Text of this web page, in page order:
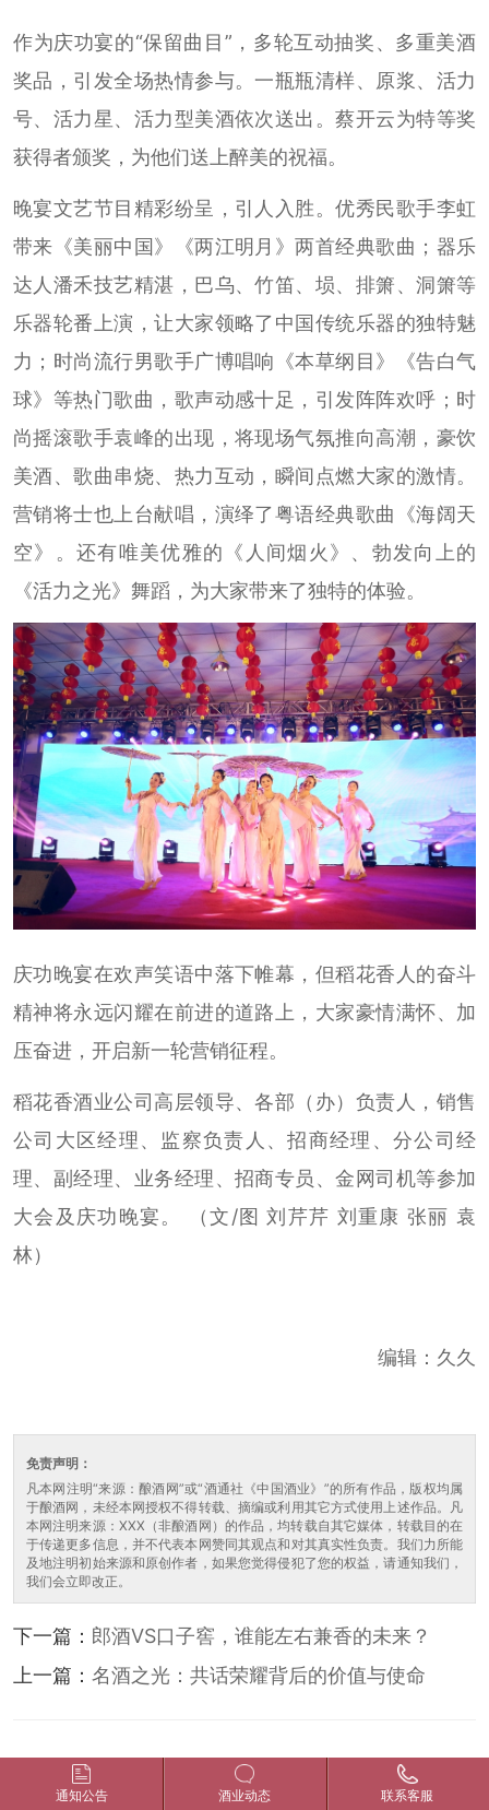
作为庆功宴的“保留曲目”，多轮互动抽奖、多重美酒
奖品，引发全场热情参与。一瓶瓶清样、原浆、活力
号、活力星、活力型美酒依次送出。蔡开云为特等奖
获得者颁奖，为他们送上醉美的祝福。
晚宴文艺节目精彩纷呈，引人入胜。优秀民歌手李虹
带来《美丽中国》《两江明月》两首经典歌曲；器乐
达人潘禾技艺精湛，巴乌、竹笛、埙、排箫、洞箫等
乐器轮番上演，让大家领略了中国传统乐器的独特魅
力；时尚流行男歌手广博唱响《本草纲目》《告白气
球》等热门歌曲，歌声动感十足，引发阵阵欢呼；时
尚摇滚歌手袁峰的出现，将现场气氛推向高潮，豪饮
美酒、歌曲串烧、热力互动，瞬间点燃大家的激情。
营销将士也上台献唱，演绎了粤语经典歌曲《海阔天
空》。还有唯美优雅的《人间烟火》、勃发向上的
《活力之光》舞蹈，为大家带来了独特的体验。
庆功晚宴在欢声笑语中落下帷幕，但稻花香人的奋斗
精神将永远闪耀在前进的道路上，大家豪情满怀、加
压奋进，开启新一轮营销征程。
稻花香酒业公司高层领导、各部（办）负责人，销售
公司大区经理、监察负责人、招商经理、分公司经
理、副经理、业务经理、招商专员、金网司机等参加
大会及庆功晚宴。 （文/图 刘芹芹 刘重康 张丽 袁
林）
编辑：久久
免责声明：
凡本网注明“来源：酿酒网”或“酒通社《中国酒业》”的所有作品，版权均属
于酿酒网，未经本网授权不得转载、摘编或利用其它方式使用上述作品。凡
本网注明来源：XXX（非酿酒网）的作品，均转载自其它媒体，转载目的在
于传递更多信息，并不代表本网赞同其观点和对其真实性负责。我们力所能
及地注明初始来源和原创作者，如果您觉得侵犯了您的权益，请通知我们，
我们会立即改正。
下一篇： 郎酒VS口子窖，谁能左右兼香的未来？
上一篇： 名酒之光：共话荣耀背后的价值与使命
通知公告 酒业动态 联系客服